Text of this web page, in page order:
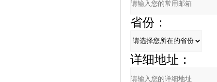
省份：
详细地址：